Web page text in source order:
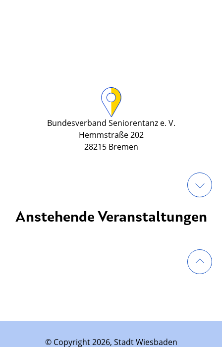
Bundesverband Seniorentanz e. V.
Hemmstraße 202
28215 Bremen
Anstehende Veranstaltungen
© Copyright 2026, Stadt Wiesbaden